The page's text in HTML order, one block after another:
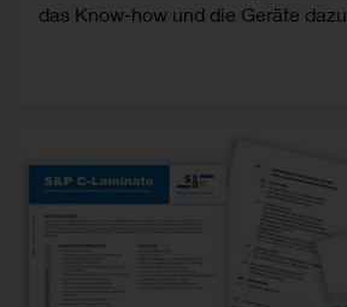
das Know-how und die Geräte dazu